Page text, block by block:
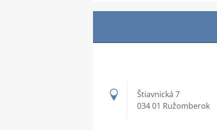
Štiavnická 7
034 01 Ružomberok